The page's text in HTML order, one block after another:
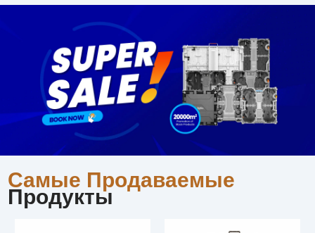
Самые Продаваемые
Продукты